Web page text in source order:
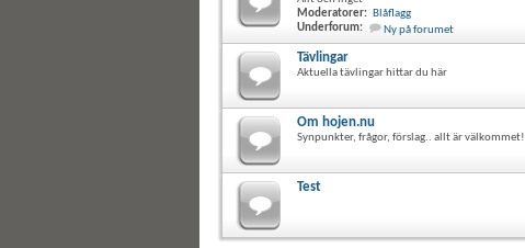
Moderatorer: Blåflagg
Underforum:
Ny på forumet
Tävlingar
Aktuella tävlingar hittar du här
Om hojen.nu
Synpunkter, frågor, förslag.. allt är välkommet!
Test